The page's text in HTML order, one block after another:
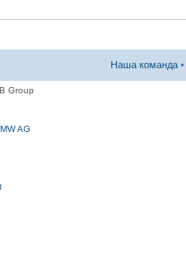
Наша команда •
Group
AG